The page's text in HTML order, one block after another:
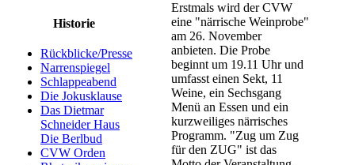
Historie
Rückblicke/Presse
Narrenspiegel
Schlappeabend
Die Jokusklause
Das Dietmar
Schneider Haus
Die Berlbud
CVW Orden
Erstmals wird der CVW
eine "närrische Weinprobe"
am 26. November
anbieten. Die Probe
beginnt um 19.11 Uhr und
umfasst einen Sekt, 11
Weine, ein Sechsgang
Menü an Essen und ein
kurzweiliges närrisches
Programm. "Zug um Zug
für den ZUG" ist das